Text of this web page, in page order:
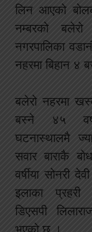
लिन आएको
नम्बरको बलेरो
नगरपालिका
नहरमा बिहान ४
बलेरो नहरमा
बस्ने ४५
घटनास्थालमै
सवार बाराकै
वर्षीया सोनरी
इलाका प्रहरी
डिएसपी